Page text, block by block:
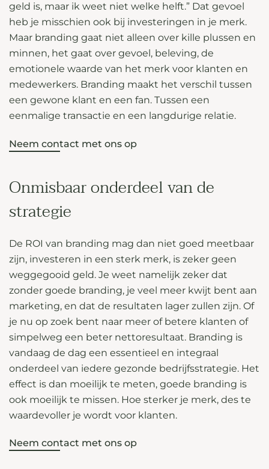
geld is, maar ik weet niet welke helft.” Dat gevoel
heb je misschien ook bij investeringen in je merk.
Maar branding gaat niet alleen over kille plussen en
minnen, het gaat over gevoel, beleving, de
emotionele waarde van het merk voor klanten en
medewerkers. Branding maakt het verschil tussen
een gewone klant en een fan. Tussen een
eenmalige transactie en een langdurige relatie.
Neem contact met ons op
Onmisbaar onderdeel van de
strategie
De ROI van branding mag dan niet goed meetbaar
zijn, investeren in een sterk merk, is zeker geen
weggegooid geld. Je weet namelijk zeker dat
zonder goede branding, je veel meer kwijt bent aan
marketing, en dat de resultaten lager zullen zijn. Of
je nu op zoek bent naar meer of betere klanten of
simpelweg een beter nettoresultaat. Branding is
vandaag de dag een essentieel en integraal
onderdeel van iedere gezonde bedrijfsstrategie. Het
effect is dan moeilijk te meten, goede branding is
ook moeilijk te missen. Hoe sterker je merk, des te
waardevoller je wordt voor klanten.
Neem contact met ons op